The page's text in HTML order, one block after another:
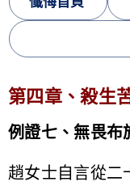
第四章、殺生
例證七、無畏布
趙女士自言從二